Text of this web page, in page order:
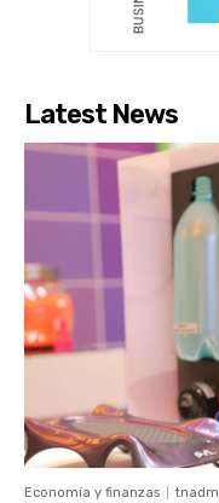
Latest News
Economía y finanzas tnadm